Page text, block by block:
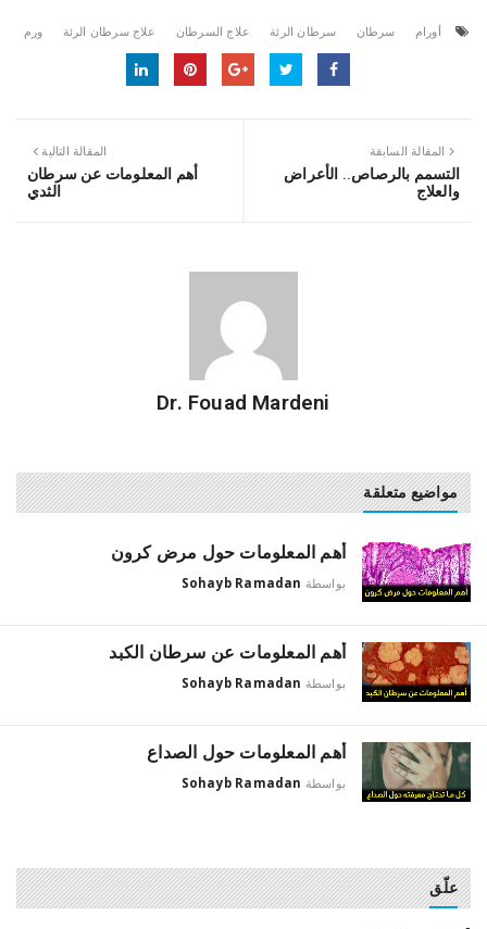
أورام سرطان سرطان الرئة علاج السرطان علاج سرطان الرئة ورم
المقالة السابقة
التسمم بالرصاص.. الأعراض
والعلاج
المقالة التالية
أهم المعلومات عن سرطان
الثدي
Dr. Fouad Mardeni
مواضيع متعلقة
أهم المعلومات حول مرض كرون
بواسطة Sohayb Ramadan
أهم المعلومات عن سرطان الكبد
بواسطة Sohayb Ramadan
أهم المعلومات حول الصداع
بواسطة Sohayb Ramadan
علّق